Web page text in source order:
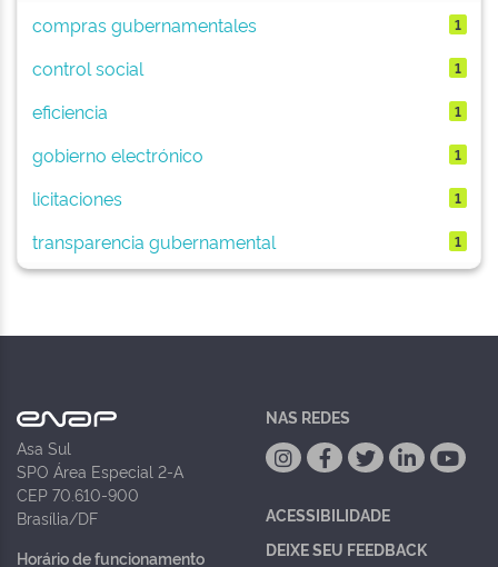
compras gubernamentales
1
control social 1
eficiencia 1
gobierno electrónico 1
licitaciones 1
transparencia gubernamental 1
Asa Sul
SPO Área Especial 2-A
CEP 70.610-900
Brasília/DF
Horário de funcionamento
NAS REDES
ACESSIBILIDADE
DEIXE SEU FEEDBACK